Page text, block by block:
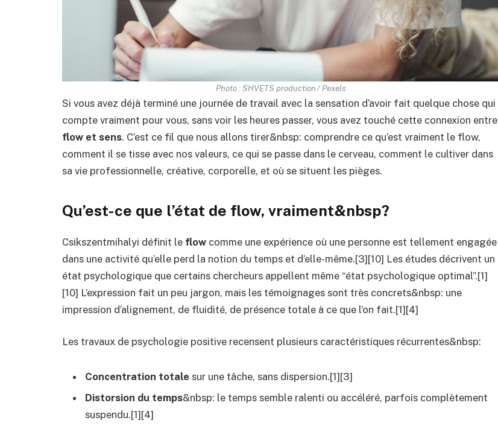
Photo : SHVETS production / Pexels
Si vous avez déjà terminé une journée de travail avec la sensation d’avoir fait quelque chose qui
compte vraiment pour vous, sans voir les heures passer, vous avez touché cette connexion entre
flow et sens. C’est ce fil que nous allons tirer&nbsp: comprendre ce qu’est vraiment le flow,
comment il se tisse avec nos valeurs, ce qui se passe dans le cerveau, comment le cultiver dans
sa vie professionnelle, créative, corporelle, et où se situent les pièges.
Qu’est-ce que l’état de flow, vraiment&nbsp?
Csikszentmihalyi définit le flow comme une expérience où une personne est tellement engagée
dans une activité qu’elle perd la notion du temps et d’elle-même.[3][10] Les études décrivent un
état psychologique que certains chercheurs appellent même “état psychologique optimal”.[1]
[10] L’expression fait un peu jargon, mais les témoignages sont très concrets&nbsp: une
impression d’alignement, de fluidité, de présence totale à ce que l’on fait.[1][4]
Les travaux de psychologie positive recensent plusieurs caractéristiques récurrentes&nbsp:
Concentration totale sur une tâche, sans dispersion.[1][3]
Distorsion du temps&nbsp: le temps semble ralenti ou accéléré, parfois complètement
suspendu.[1][4]